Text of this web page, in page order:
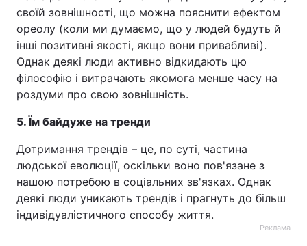
своїй зовнішності, що можна пояснити ефектом
ореолу (коли ми думаємо, що у людей будуть й
інші позитивні якості, якщо вони привабливі).
Однак деякі люди активно відкидають цю
філософію і витрачають якомога менше часу на
роздуми про свою зовнішність.
5. Їм байдуже на тренди
Дотримання трендів – це, по суті, частина
людської еволюції, оскільки воно пов'язане з
нашою потребою в соціальних зв'язках. Однак
деякі люди уникають трендів і прагнуть до більш
індивідуалістичного способу життя.
Реклама